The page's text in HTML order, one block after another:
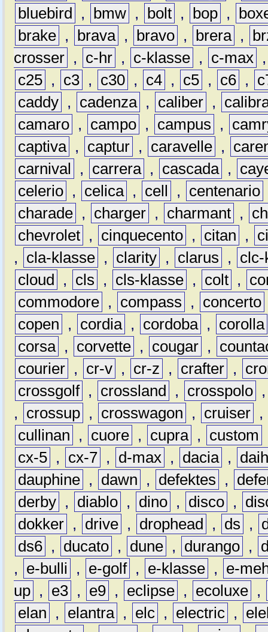
bluebird
, bmw , bolt , bop ,
brake , brava , bravo , brera ,
crosser , c-hr , c-klasse , c-max
c25 , c3 , c30 , c4 , c5 , c6 ,
caddy , cadenza , caliber ,
camaro , campo , campus ,
captiva , captur , caravelle ,
carnival
, carrera , cascada ,
celerio , celica , cell , centenario
charade , charger , charmant ,
chevrolet , cinquecento , citan ,
,
cla-klasse , clarity , clarus ,
clc-
cloud
, cls , cls-klasse , colt ,
commodore , compass , concerto
copen
, cordia , cordoba ,
corolla
corsa , corvette , cougar ,
courier , cr-v , cr-z , crafter ,
crossgolf , crossland , crosspolo
,
crossup , crosswagon , cruiser ,
cullinan
, cuore , cupra , custom
cx-5 , cx-7 , d-max , dacia ,
dauphine , dawn , defektes ,
derby , diablo , dino , disco ,
dokker , drive , drophead , ds ,
ds6 , ducato , dune , durango ,
,
e-bulli , e-golf , e-klasse ,
e-
up , e3 , e9 , eclipse , ecoluxe ,
elan
, elantra , elc , electric ,